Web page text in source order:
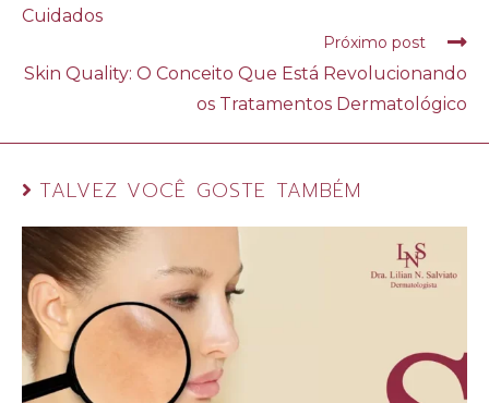
Cuidados
Próximo post
Skin Quality: O Conceito Que Está Revolucionando
os Tratamentos Dermatológico
TALVEZ VOCÊ GOSTE TAMBÉM